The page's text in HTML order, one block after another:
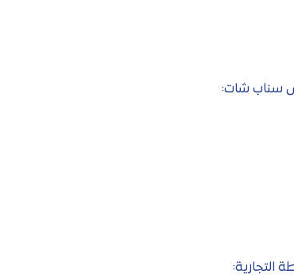
سناب شات:
التجارية: